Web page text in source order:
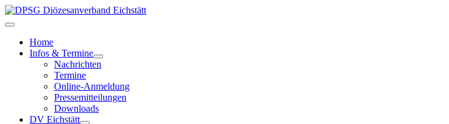
Home
Infos & Termine
Nachrichten
Termine
Online-Anmeldung
Pressemitteilungen
Downloads
DV Eichstätt